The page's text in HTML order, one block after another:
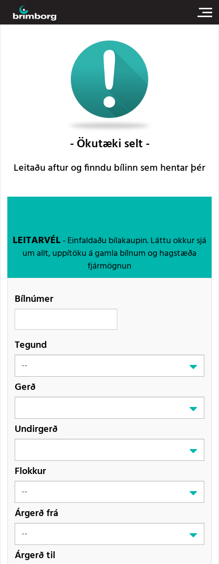
Ökutæki selt
Leitaðu aftur og finndu bílinn sem hentar þér
LEITARVÉL- Einfaldaðu bílakaupin. Láttu okkur sjá
um allt, uppítöku á gamla bílnum og hagstæða
fjármögnun
Bílnúmer
Tegund
Gerð
Undirgerð
Flokkur
Árgerð frá
Árgerð til